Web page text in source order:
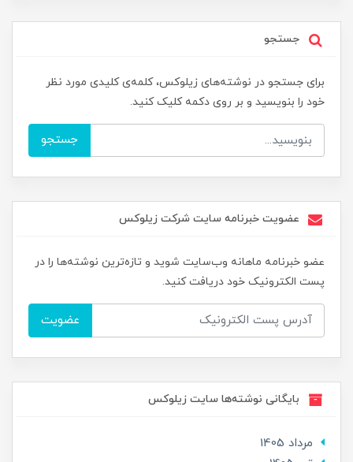
جستجو
برای جستجو در نوشته‌های زیلوکس، کلمه‌ی کلیدی مورد نظر
خود را بنویسید و بر روی دکمه کلیک کنید.
جستجو
عضویت خبرنامه سایت شرکت زیلوکس
عضو خبرنامه ماهانه وب‌سایت شوید و تازه‌ترین نوشته‌ها را در
پست الکترونیک خود دریافت کنید.
عضویت
بایگانی نوشته‌ها سایت زیلوکس
مرداد 1405